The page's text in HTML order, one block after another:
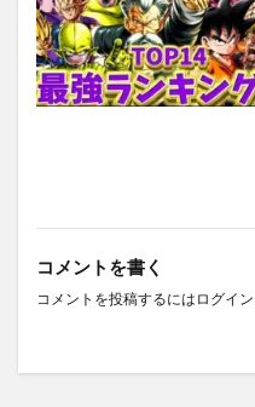
コメントを書く
コメントを投稿するには ログイン